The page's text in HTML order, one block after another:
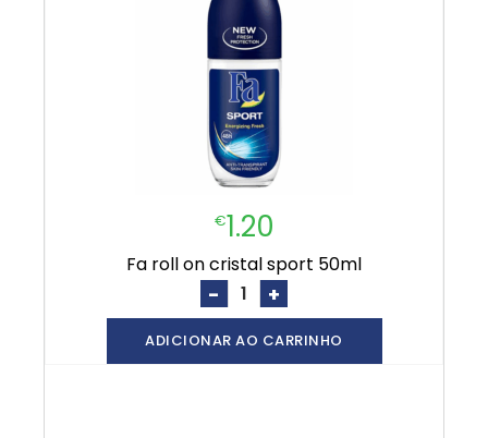
€1.20
fa roll on cristal sport 50ml
- +
ADICIONAR AO CARRINHO